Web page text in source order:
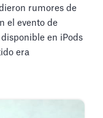
rumores de
el evento de
en iPods
era